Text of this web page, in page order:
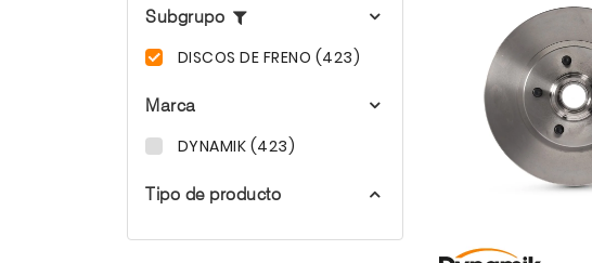
Subgrupo
DISCOS DE FRENO (423)
Marca
DYNAMIK (423)
Tipo de producto